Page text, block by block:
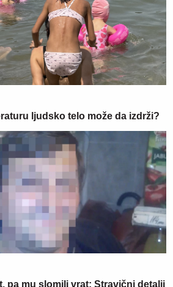
ljudsko telo može da izdrži?
pa mu slomili vrat: Stravični detalji